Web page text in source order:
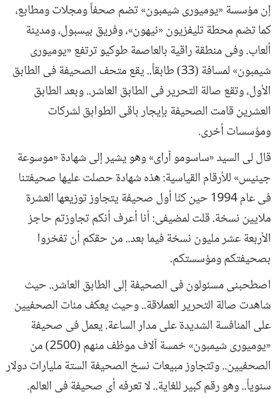
إن مؤسسة «يوميورى شيمبون» تضم صحفاً ومجلات ومطابع،
كما تضم محطة تليفزيون «نيهون»، وفريق بيسبول، ومدينة
ألعاب. وفى منطقة راقية بالعاصمة طوكيو ترتفع «يوميورى
شيمبون» لمسافة (33) طابقاً.. يقع متحف الصحيفة فى الطابق
الأول، وتقع صالة التحرير فى الطابق العاشر.. وبعد الطابق
العشرين قامت الصحيفة بإيجار باقى الطوابق لشركات
ومؤسسات أخرى.
قال لى السيد «ساسومو آراى» وهو يشير إلى شهادة «موسوعة
جينيس» للأرقام القياسية: هذه شهادة حصلت عليها صحيفتنا
فى عام 1994 حين كنّا أول صحيفة يتجاوز توزيعها العشرة
ملايين نسخة. قلت لمضيفى: أنا أعرف أنكم تجاوزتم حاجز
الأربعة عشر مليون نسخة فيما بعد.. من حقكم أن تفخروا
بصحيفتكم ومؤسستكم.
اصطحبنى مسئولون فى الصحيفة إلى الطابق العاشر.. حيث
شاهدت صالة التحرير العملاقة.. وحيث يعكف مئات الصحفيين
على المنافسة الشديدة على مدار الساعة. يعمل فى صحيفة
«يوميورى شيمبون» خمسة آلاف موظف منهم (2500) من
الصحفيين.. وتتجاوز مبيعات نسخ الصحيفة الستة مليارات دولار
سنوياً.. وهو رقم كبير للغاية.. لا تعرفه أى صحيفة فى العالم.